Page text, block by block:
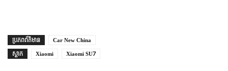
ប្រភព​ព័ត៌មាន
Car New China
ស្លាក
Xiaomi Xiaomi SU7